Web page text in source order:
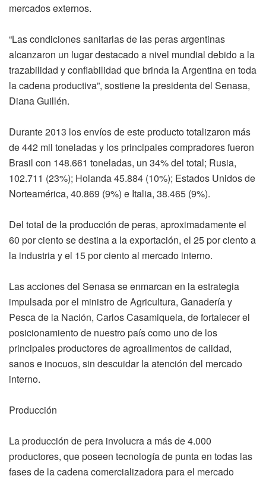
mercados externos.
“Las condiciones sanitarias de las peras argentinas
alcanzaron un lugar destacado a nivel mundial debido a la
trazabilidad y confiabilidad que brinda la Argentina en toda
la cadena productiva”, sostiene la presidenta del Senasa,
Diana Guillén.
Durante 2013 los envíos de este producto totalizaron más
de 442 mil toneladas y los principales compradores fueron
Brasil con 148.661 toneladas, un 34% del total; Rusia,
102.711 (23%); Holanda 45.884 (10%); Estados Unidos de
Norteamérica, 40.869 (9%) e Italia, 38.465 (9%).
Del total de la producción de peras, aproximadamente el
60 por ciento se destina a la exportación, el 25 por ciento a
la industria y el 15 por ciento al mercado interno.
Las acciones del Senasa se enmarcan en la estrategia
impulsada por el ministro de Agricultura, Ganadería y
Pesca de la Nación, Carlos Casamiquela, de fortalecer el
posicionamiento de nuestro país como uno de los
principales productores de agroalimentos de calidad,
sanos e inocuos, sin descuidar la atención del mercado
interno.
Producción
La producción de pera involucra a más de 4.000
productores, que poseen tecnología de punta en todas las
fases de la cadena comercializadora para el mercado